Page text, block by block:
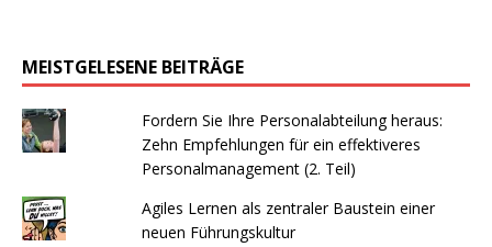
MEISTGELESENE BEITRÄGE
Fordern Sie Ihre Personalabteilung heraus:
Zehn Empfehlungen für ein effektiveres
Personalmanagement (2. Teil)
Agiles Lernen als zentraler Baustein einer
neuen Führungskultur